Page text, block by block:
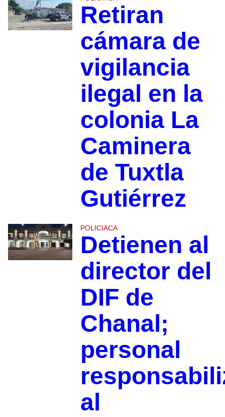
Retiran
cámara de
vigilancia
ilegal en la
colonia La
Caminera
de Tuxtla
Gutiérrez
POLICIACA
Detienen al
director del
DIF de
Chanal;
personal
al